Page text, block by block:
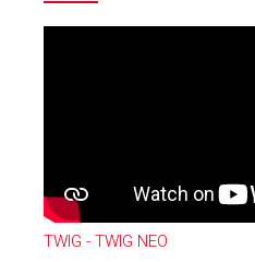
TWIG - TWIG NEO